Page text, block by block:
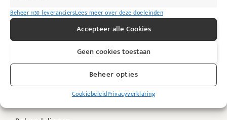
Beheer 1130 leveranciersLees meer over deze doeleinden
Accepteer alle Cookies
Geen cookies toestaan
Beheer opties
CookiebeleidPrivacyverklaring
Woensdag: 09u00 – 19u00
Donderdag: Gesloten
Vrijdag: 09u00 – 19u00
Zaterdag: 09u00 – 14u00
Zondag: Gesloten